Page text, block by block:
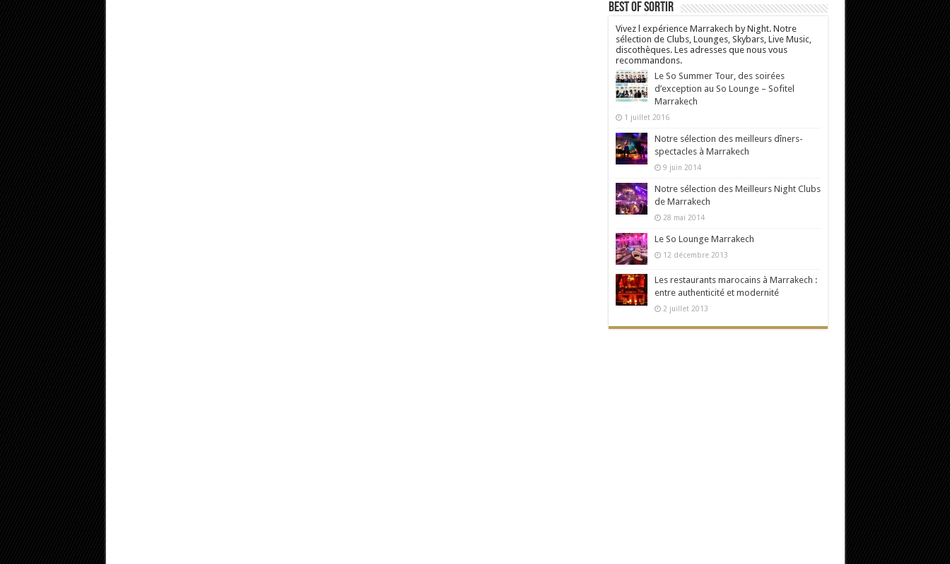
Best Of Sortir
Vivez l expérience Marrakech by Night. Notre
sélection de Clubs, Lounges, Skybars, Live Music,
discothèques. Les adresses que nous vous
recommandons.
Le So Summer Tour, des soirées
d’exception au So Lounge – Sofitel
Marrakech
1 juillet 2016
Notre sélection des meilleurs dîners-
spectacles à Marrakech
9 juin 2014
Notre sélection des Meilleurs Night Clubs
de Marrakech
28 mai 2014
Le So Lounge Marrakech
12 décembre 2013
Les restaurants marocains à Marrakech :
entre authenticité et modernité
2 juillet 2013